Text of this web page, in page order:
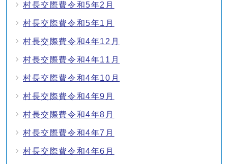
村長交際費令和5年2月
村長交際費令和5年1月
村長交際費令和4年12月
村長交際費令和4年11月
村長交際費令和4年10月
村長交際費令和4年9月
村長交際費令和4年8月
村長交際費令和4年7月
村長交際費令和4年6月